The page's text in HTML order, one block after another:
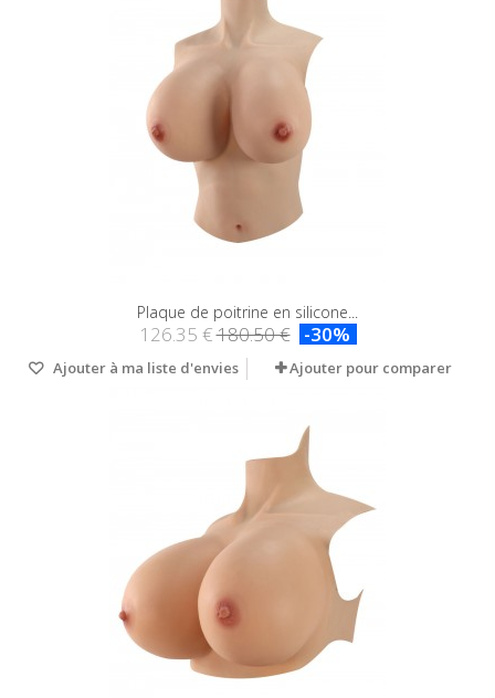
Plaque de poitrine en silicone...
126.35 €180.50 € -30%
Ajouter à ma liste d'envies Ajouter pour comparer